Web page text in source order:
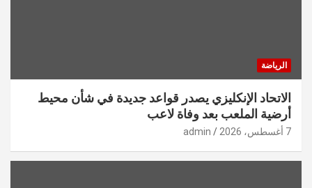
الرياضة
الاتحاد الإنكليزي يصدر قواعد جديدة في شأن محيط
أرضية الملعب بعد وفاة لاعب
7 أغسطس، 2026 admin